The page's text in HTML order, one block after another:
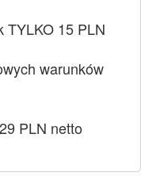
TYLKO 15 PLN
warunków
PLN netto